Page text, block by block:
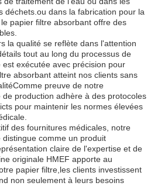
déchets.ou dans la fabrication pour la
papier filtre absorbant offre des
la qualité se reflète dans l'attention
tout au long du processus de
exécutée avec précision pour
absorbant atteint nos clients sans
preuve de notre
production adhère à des protocoles
pour maintenir les normes élevées
des fournitures médicales, notre
comme un produit
claire de l'expertise et de
originale HMEF apporte au
papier filtre,les clients investissent
non seulement à leurs besoins